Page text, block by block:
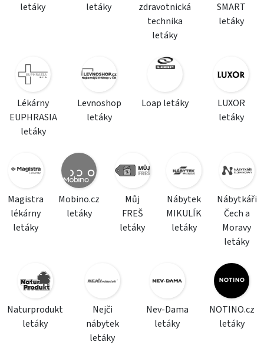
letáky
letáky
zdravotnická
technika
letáky
SMART
letáky
Lékárny
EUPHRASIA
letáky
Levnoshop
letáky
Loap letáky
LUXOR
letáky
Magistra
lékárny
letáky
Mobino.cz
letáky
Můj
FREŠ
letáky
Nábytek
MIKULÍK
letáky
Nábytkáři
Čech a
Moravy
letáky
Naturprodukt
letáky
Nejči
nábytek
letáky
Nev-Dama
letáky
NOTINO.cz
letáky